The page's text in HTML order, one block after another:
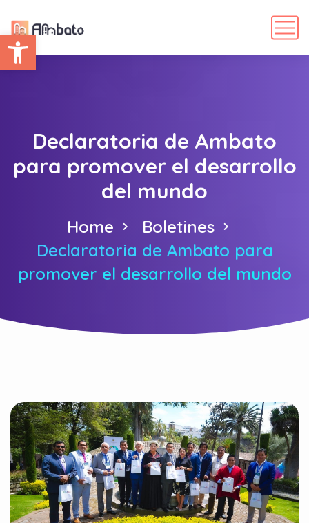
Abrir barra de herramientas
Declaratoria de Ambato
para promover el desarrollo
del mundo
Home
Boletines
Declaratoria de Ambato para
promover el desarrollo del mundo